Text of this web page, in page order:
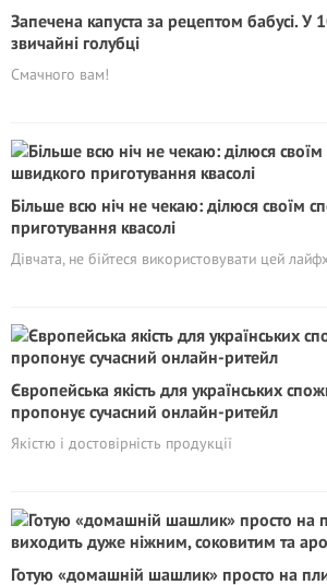
Запечена капуста за рецептом бабусі. У
звичайні голубці
Смачного вам!
Більше всю ніч не чекаю: ділюся своїм
приготування квасолі
Дівчата, не бійтеся використовувати цей
Європейська якість для українських
пропонує сучасний онлайн-ритейл
Якістю і достовірність продукції
Готую «домашній шашлик» просто на